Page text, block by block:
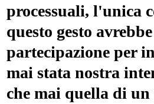
processuali, l'unica
questo gesto
partecipazione per
mai stata nostra
che mai quella di